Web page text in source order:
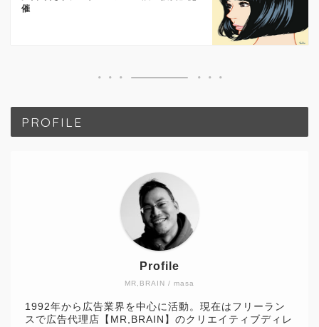
催
PROFILE
MR,BRAIN / masa
Profile
1992年から広告業界を中心に活動。現在はフリーラン
スで広告代理店【MR,BRAIN】のクリエイティブディレ